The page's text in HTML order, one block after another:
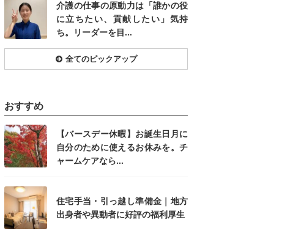
介護の仕事の原動力は「誰かの役
に立ちたい、貢献したい」気持
ち。リーダーを目...
全てのピックアップ
おすすめ
【バースデー休暇】お誕生日月に
自分のために使えるお休みを。チ
ャームケアなら...
住宅手当・引っ越し準備金｜地方
出身者や異動者に好評の福利厚生